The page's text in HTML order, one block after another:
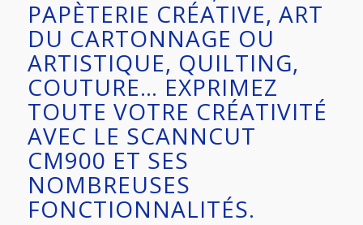
PAPÈTERIE CRÉATIVE, ART
DU CARTONNAGE OU
ARTISTIQUE, QUILTING,
COUTURE… EXPRIMEZ
TOUTE VOTRE CRÉATIVITÉ
AVEC LE SCANNCUT
CM900 ET SES
NOMBREUSES
FONCTIONNALITÉS.